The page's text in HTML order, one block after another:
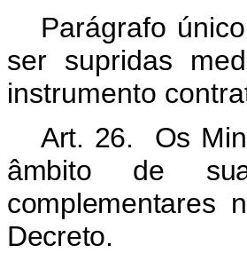
Parágrafo
ser supridas
instrumento
Art. 26. Os
âmbito de
complementares
Decreto.